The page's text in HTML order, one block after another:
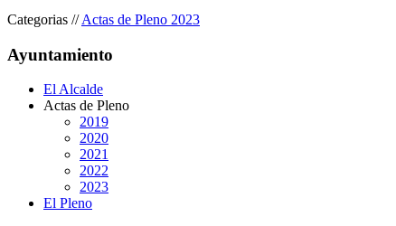
Categorias //Actas de Pleno 2023
Ayuntamiento
El Alcalde
Actas de Pleno
2019
2020
2021
2022
2023
El Pleno